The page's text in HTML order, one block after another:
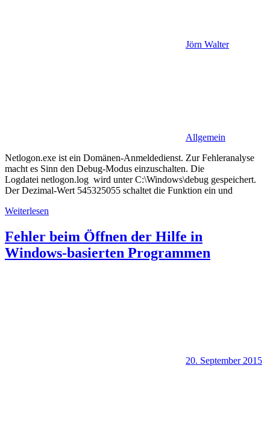
Jörn Walter
Allgemein
Netlogon.exe ist ein Domänen-Anmeldedienst. Zur Fehleranalyse
macht es Sinn den Debug-Modus einzuschalten. Die
Logdatei netlogon.log wird unter C:\Windows\debug gespeichert.
Der Dezimal-Wert 545325055 schaltet die Funktion ein und
Weiterlesen
Fehler beim Öffnen der Hilfe in
Windows-basierten Programmen
20. September 2015